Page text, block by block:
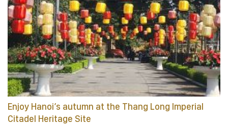
Enjoy Hanoi’s autumn at the Thang Long Imperial
Citadel Heritage Site